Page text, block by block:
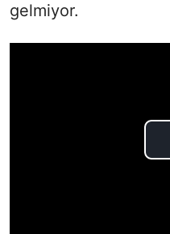
gelmiyor.